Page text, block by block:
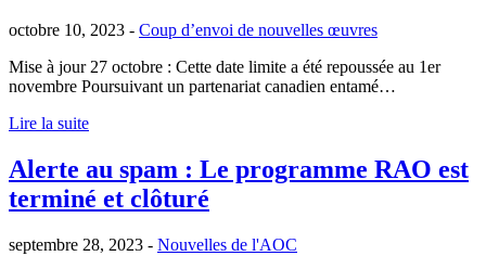
octobre 10, 2023 - Coup d’envoi de nouvelles œuvres
Mise à jour 27 octobre : Cette date limite a été repoussée au 1er
novembre Poursuivant un partenariat canadien entamé…
Lire la suite
Alerte au spam : Le programme RAO est
terminé et clôturé
septembre 28, 2023 - Nouvelles de l'AOC